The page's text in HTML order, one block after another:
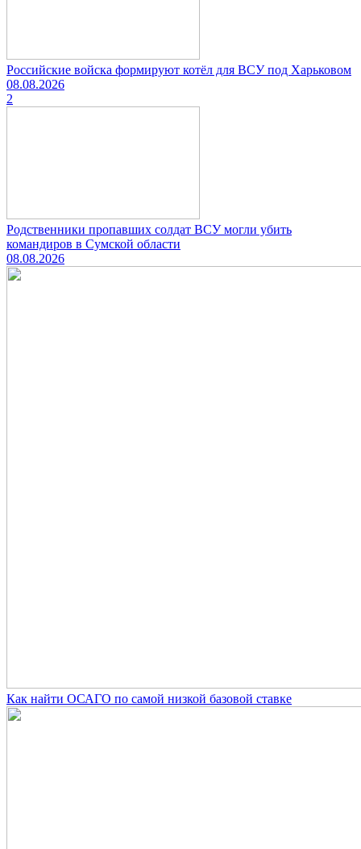
Российские войска формируют котёл для ВСУ под Харьковом
08.08.2026
2
Родственники пропавших солдат ВСУ могли убить
командиров в Сумской области
08.08.2026
Как найти ОСАГО по самой низкой базовой ставке